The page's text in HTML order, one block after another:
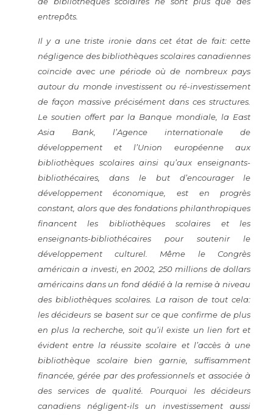
entrepôts.
Il y a une triste ironie dans cet état de fait: cette
négligence des bibliothèques scolaires canadiennes
coïncide avec une période où de nombreux pays
autour du monde investissent ou ré-investissement
de façon massive précisément dans ces structures.
Le soutien offert par la Banque mondiale, la East
Asia Bank, l’Agence internationale de
développement et l’Union européenne aux
bibliothèques scolaires ainsi qu’aux enseignants-
bibliothécaires, dans le but d’encourager le
développement économique, est en progrès
constant, alors que des fondations philanthropiques
financent les bibliothèques scolaires et les
enseignants-bibliothécaires pour soutenir le
développement culturel. Même le Congrès
américain a investi, en 2002, 250 millions de dollars
américains dans un fond dédié à la remise à niveau
des bibliothèques scolaires. La raison de tout cela:
les décideurs se basent sur ce que confirme de plus
en plus la recherche, soit qu’il existe un lien fort et
évident entre la réussite scolaire et l’accès à une
bibliothèque scolaire bien garnie, suffisamment
financée, gérée par des professionnels et associée à
des services de qualité. Pourquoi les décideurs
canadiens négligent-ils un investissement aussi